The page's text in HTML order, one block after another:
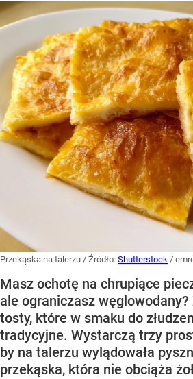
Przekąska na talerzu / Źródło: Shutterstock /
Masz ochotę na chrupiące
ale ograniczasz
tosty, które w smaku do
tradycyjne. Wystarczą trzy
by na talerzu wylądowała
przekąska, która nie obciąża